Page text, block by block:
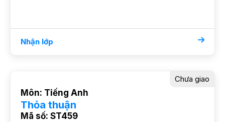
Nhận lớp
Môn: Tiếng Anh
Thỏa thuận
Mã số: ST459
Chưa giao